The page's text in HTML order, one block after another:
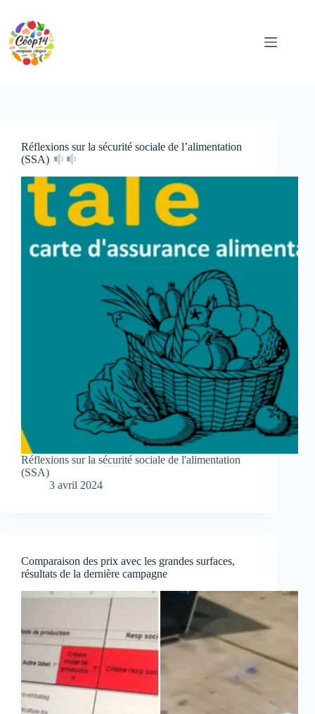
contenu
Réflexions sur la sécurité sociale de l’alimentation
(SSA)
Réflexions sur la sécurité sociale de l'alimentation
(SSA)
3 avril 2024
Comparaison des prix avec les grandes surfaces,
résultats de la dernière campagne